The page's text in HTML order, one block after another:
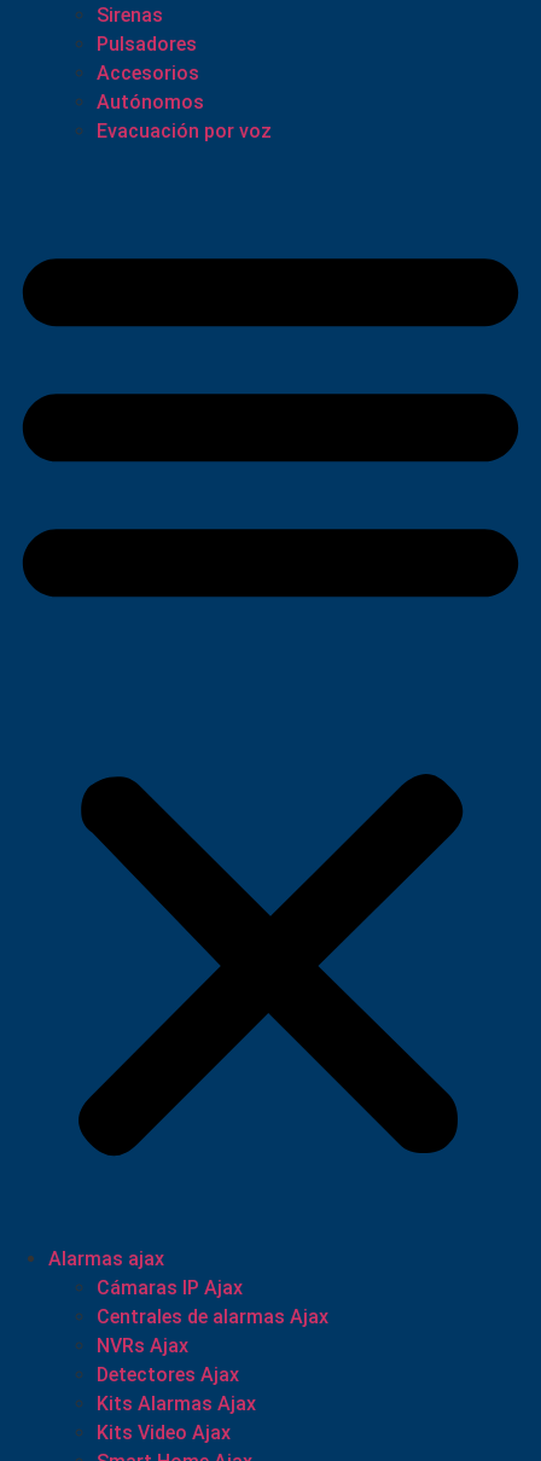
Sirenas
Pulsadores
Accesorios
Autónomos
Evacuación por voz
Alarmas ajax
Cámaras IP Ajax
Centrales de alarmas Ajax
NVRs Ajax
Detectores Ajax
Kits Alarmas Ajax
Kits Video Ajax